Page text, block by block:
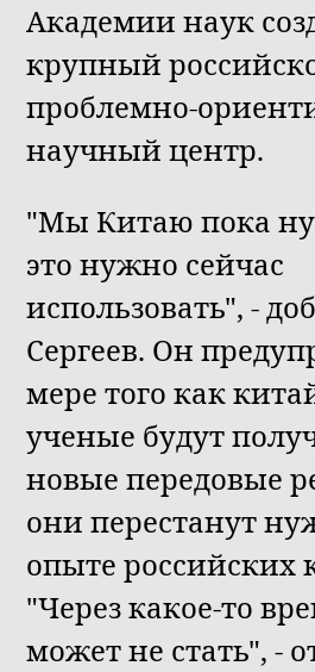
Академии наук
крупный
проблемно-
научный центр.
"Мы Китаю пока
это нужно сейчас
использовать", -
Сергеев. Он
мере того как
ученые будут
новые передовые
они перестанут
опыте российских
"Через какое-то
может не стать", -